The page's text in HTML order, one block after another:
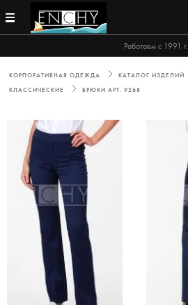
Работаем с 1991 г.
КОРПОРАТИВНАЯ ОДЕЖДА КАТАЛОГ ИЗДЕЛИЙ
КЛАССИЧЕСКИЕ
БРЮКИ АРТ. 9268